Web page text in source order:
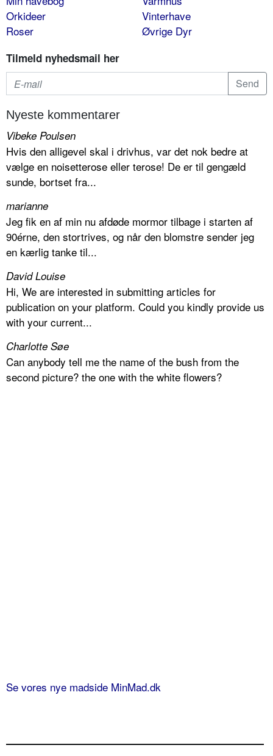
Orkideer
Roser
Vinterhave
Øvrige Dyr
Tilmeld nyhedsmail her
Nyeste kommentarer
Vibeke Poulsen
Hvis den alligevel skal i drivhus, var det nok bedre at
vælge en noisetterose eller terose! De er til gengæld
sunde, bortset fra...
marianne
Jeg fik en af min nu afdøde mormor tilbage i starten af
90érne, den stortrives, og når den blomstre sender jeg
en kærlig tanke til...
David Louise
Hi, We are interested in submitting articles for
publication on your platform. Could you kindly provide us
with your current...
Charlotte Søe
Can anybody tell me the name of the bush from the
second picture? the one with the white flowers?
Se vores nye madside MinMad.dk